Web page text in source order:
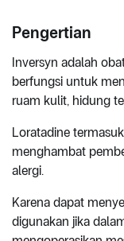
Pengertian
Inversyn adalah
berfungsi untuk
ruam kulit, hidung
Loratadine
menghambat
alergi.
Karena dapat
digunakan jika